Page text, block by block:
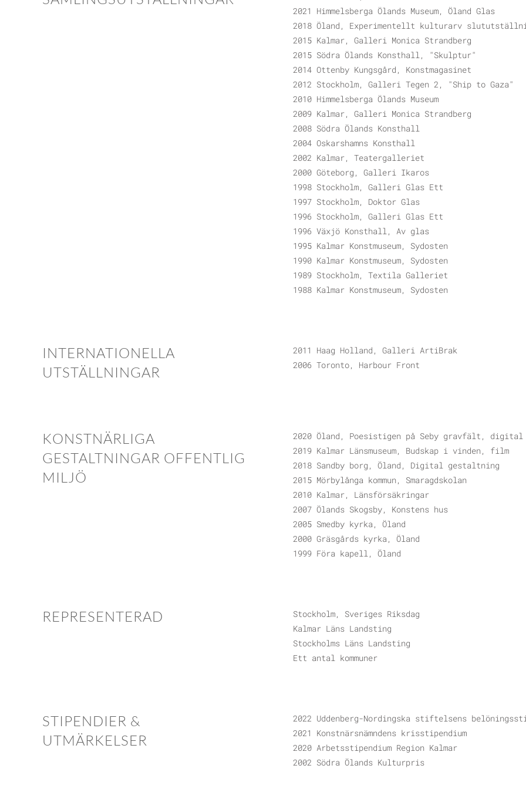
2021 Himmelsberga Ölands Museum, Öland Glas
2018 Öland, Experimentellt kulturarv
2015 Kalmar, Galleri Monica Strandberg
2015 Södra Ölands Konsthall, "Skulptur"
2014 Ottenby Kungsgård, Konstmagasinet
2012 Stockholm, Galleri Tegen 2, "Ship to Gaza"
2010 Himmelsberga Ölands Museum
2009 Kalmar, Galleri Monica Strandberg
2008 Södra Ölands Konsthall
2004 Oskarshamns Konsthall
2002 Kalmar, Teatergalleriet
2000 Göteborg, Galleri Ikaros
1998 Stockholm, Galleri Glas Ett
1997 Stockholm, Doktor Glas
1996 Stockholm, Galleri Glas Ett
1996 Växjö Konsthall, Av glas
1995 Kalmar Konstmuseum, Sydosten
1990 Kalmar Konstmuseum, Sydosten
1989 Stockholm, Textila Galleriet
1988 Kalmar Konstmuseum, Sydosten
INTERNATIONELLA
UTSTÄLLNINGAR
2011 Haag Holland, Galleri ArtiBrak
2006 Toronto, Harbour Front
KONSTNÄRLIGA
GESTALTNINGAR OFFENTLIG
MILJÖ
2020 Öland, Poesistigen på Seby gravfält,
2019 Kalmar Länsmuseum, Budskap i vinden, film
2018 Sandby borg, Öland, Digital gestaltning
2015 Mörbylånga kommun, Smaragdskolan
2010 Kalmar, Länsförsäkringar
2007 Ölands Skogsby, Konstens hus
2005 Smedby kyrka, Öland
2000 Gräsgårds kyrka, Öland
1999 Föra kapell, Öland
REPRESENTERAD
Stockholm, Sveriges Riksdag
Kalmar Läns Landsting
Stockholms Läns Landsting
Ett antal kommuner
STIPENDIER &
UTMÄRKELSER
2022 Uddenberg-Nordingska stiftelsens
2021 Konstnärsnämndens krisstipendium
2020 Arbetsstipendium Region Kalmar
2002 Södra Ölands Kulturpris